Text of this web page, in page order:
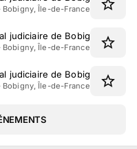
Bobigny, Île-de-France
judiciaire de Bobigny le 15
Bobigny, Île-de-France
judiciaire de Bobigny le 29
Bobigny, Île-de-France